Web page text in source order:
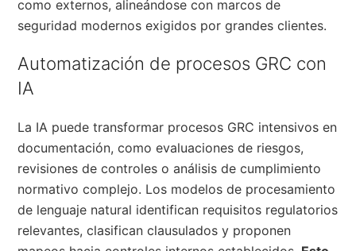
como externos, alineándose con marcos de
seguridad modernos exigidos por grandes clientes.
Automatización de procesos GRC con
IA
La IA puede transformar procesos GRC intensivos en
documentación, como evaluaciones de riesgos,
revisiones de controles o análisis de cumplimiento
normativo complejo. Los modelos de procesamiento
de lenguaje natural identifican requisitos regulatorios
relevantes, clasifican clausulados y proponen